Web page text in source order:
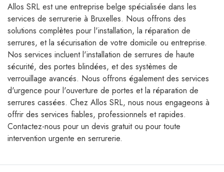
Allos SRL est une entreprise belge spécialisée dans les
services de serrurerie à Bruxelles. Nous offrons des
solutions complètes pour l'installation, la réparation de
serrures, et la sécurisation de votre domicile ou entreprise.
Nos services incluent l'installation de serrures de haute
sécurité, des portes blindées, et des systèmes de
verrouillage avancés. Nous offrons également des services
d'urgence pour l'ouverture de portes et la réparation de
serrures cassées. Chez Allos SRL, nous nous engageons à
offrir des services fiables, professionnels et rapides.
Contactez-nous pour un devis gratuit ou pour toute
intervention urgente en serrurerie.